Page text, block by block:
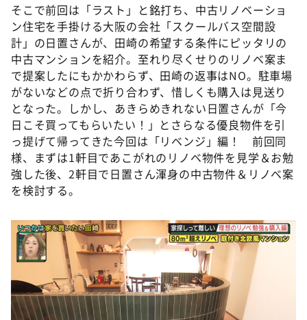
そこで前回は「ラスト」と銘打ち、中古リノベーショ
ン住宅を手掛ける大阪の会社「スクールバス空間設
計」の日置さんが、田崎の希望する条件にピッタリの
中古マンションを紹介。至れり尽くせりのリノベ案ま
で提案したにもかかわらず、田崎の返事はNO。駐車場
がないなどの点で折り合わず、惜しくも購入は見送り
となった。しかし、あきらめきれない日置さんが「今
日こそ買ってもらいたい！」とさらなる優良物件を引
っ提げて帰ってきた今回は「リベンジ」編！ 前回同
様、まずは1軒目であこがれのリノベ物件を見学＆お勉
強した後、2軒目で日置さん渾身の中古物件＆リノベ案
を検討する。